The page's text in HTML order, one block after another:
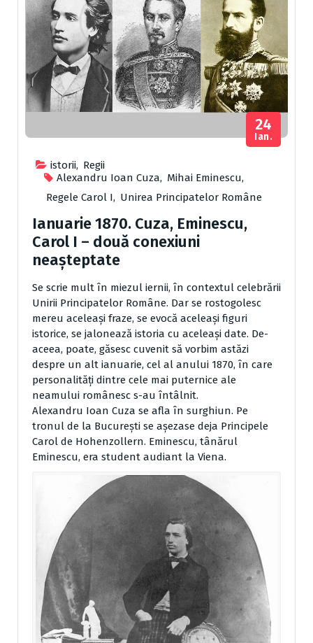
istorii, Regii
Alexandru Ioan Cuza, Mihai Eminescu,
Regele Carol I, Unirea Principatelor Române
24
Ian.
Ianuarie 1870. Cuza, Eminescu,
Carol I – două conexiuni
neașteptate
Se scrie mult în miezul iernii, în contextul celebrării
Unirii Principatelor Române. Dar se rostogolesc
mereu aceleași fraze, se evocă aceleași figuri
istorice, se jalonează istoria cu aceleași date. De-
aceea, poate, găsesc cuvenit să vorbim astăzi
despre un alt ianuarie, cel al anului 1870, în care
personalități dintre cele mai puternice ale
neamului românesc s-au întâlnit.
Alexandru Ioan Cuza se afla în surghiun. Pe
tronul de la București se așezase deja Principele
Carol de Hohenzollern. Eminescu, tânărul
Eminescu, era student audiant la Viena.